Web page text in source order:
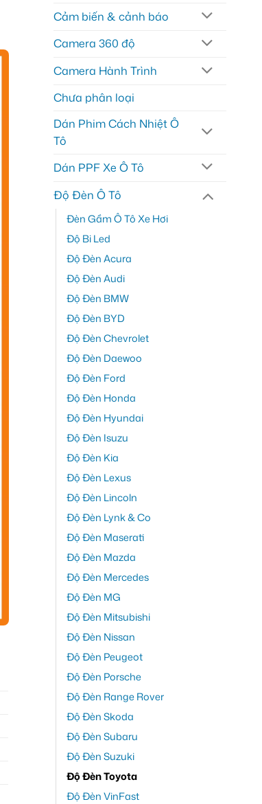
Cảm biến & cảnh báo
Camera 360 độ
Camera Hành Trình
Chưa phân loại
Dán Phim Cách Nhiệt Ô
Tô
Dán PPF Xe Ô Tô
Độ Đèn Ô Tô
Đèn Gầm Ô Tô Xe Hơi
Độ Bi Led
Độ Đèn Acura
Độ Đèn Audi
Độ Đèn BMW
Độ Đèn BYD
Độ Đèn Chevrolet
Độ Đèn Daewoo
Độ Đèn Ford
Độ Đèn Honda
Độ Đèn Hyundai
Độ Đèn Isuzu
Độ Đèn Kia
Độ Đèn Lexus
Độ Đèn Lincoln
Độ Đèn Lynk & Co
Độ Đèn Maserati
Độ Đèn Mazda
Độ Đèn Mercedes
Độ Đèn MG
Độ Đèn Mitsubishi
Độ Đèn Nissan
Độ Đèn Peugeot
Độ Đèn Porsche
Độ Đèn Range Rover
Độ Đèn Skoda
Độ Đèn Subaru
Độ Đèn Suzuki
Độ Đèn Toyota
Độ Đèn VinFast